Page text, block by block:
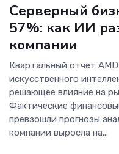
Серверный
57%: как ИИ
компании
Квартальный отчет
искусственного
решающее влияние на
Фактические
превзошли прогнозы
компании выросла на...